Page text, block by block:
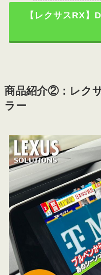
【レクサスRX
商品紹介②：レク
ラー